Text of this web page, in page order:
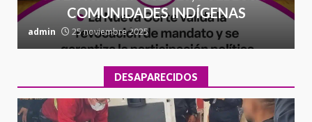
COMUNIDADES INDÍGENAS
admin 25 noviembre 2025
DESAPARECIDOS